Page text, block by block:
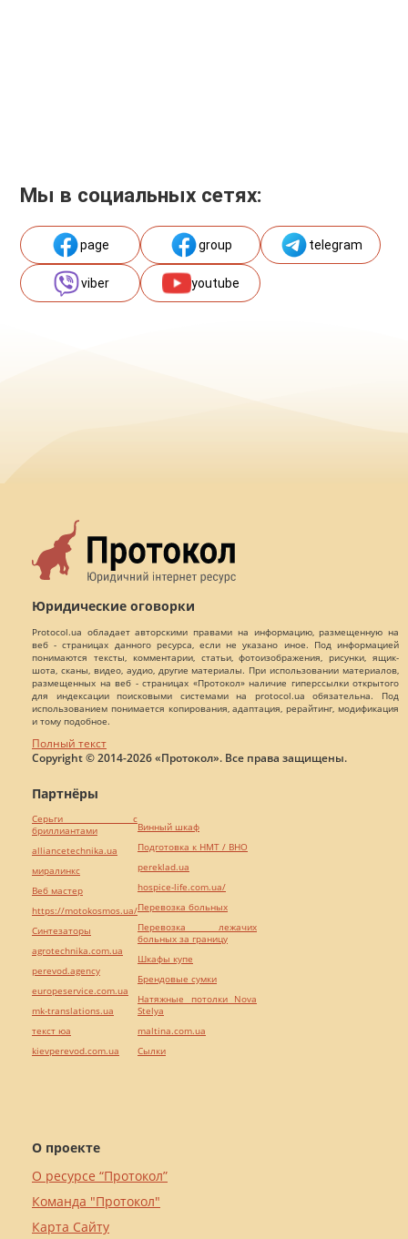
Мы в социальных сетях:
page group telegram
viber youtube
Юридические оговорки
Protocol.ua обладает авторскими правами на информацию, размещенную на
веб - страницах данного ресурса, если не указано иное. Под информацией
понимаются тексты, комментарии, статьи, фотоизображения, рисунки, ящик-
шота, сканы, видео, аудио, другие материалы. При использовании материалов,
размещенных на веб - страницах «Протокол» наличие гиперссылки открытого
для индексации поисковыми системами на protocol.ua обязательна. Под
использованием понимается копирования, адаптация, рерайтинг, модификация
и тому подобное.
Полный текст
Copyright © 2014-2026 «Протокол». Все права защищены.
О проекте
О ресурсе “Протокол”
Команда "Протокол"
Карта Сайту
Партнёры
Серьги с
бриллиантами
alliancetechnika.ua
миралинкс
Веб мастер
https://motokosmos.ua/
Синтезаторы
agrotechnika.com.ua
perevod.agency
europeservice.com.ua
mk-translations.ua
текст юа
kievperevod.com.ua
Винный шкаф
Подготовка к НМТ / ВНО
pereklad.ua
hospice-life.com.ua/
Перевозка больных
Перевозка лежачих
больных за границу
Шкафы купе
Брендовые сумки
Натяжные потолки Nova
Stelya
maltina.com.ua
Cылки